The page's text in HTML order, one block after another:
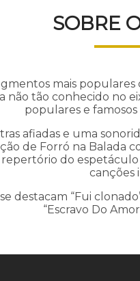
SOBRE
mais
não tão conhecido no
populares e
afiadas e uma
de Forró na Balada
repertório do
canções
destacam “Fui
“Escravo Do